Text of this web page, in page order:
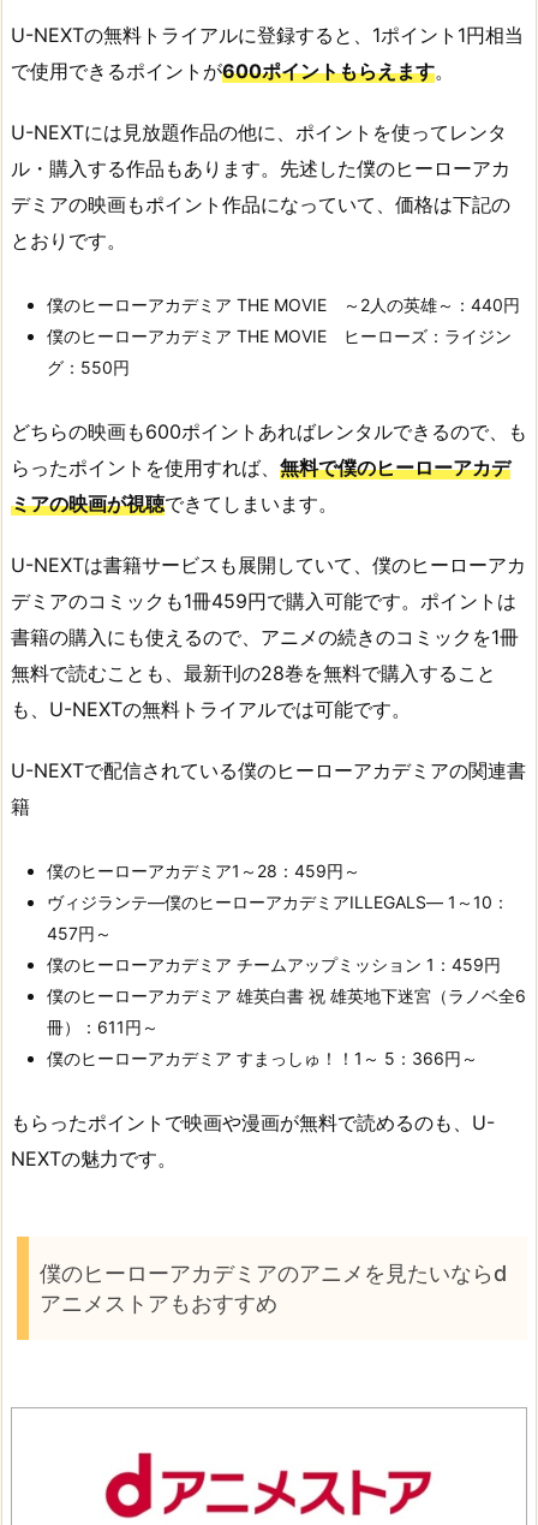
U-NEXTの無料トライアルに登録すると、1ポイント1円相当
で使用できるポイントが600ポイントもらえます。
U-NEXTには見放題作品の他に、ポイントを使ってレンタ
ル・購入する作品もあります。先述した僕のヒーローアカ
デミアの映画もポイント作品になっていて、価格は下記の
とおりです。
僕のヒーローアカデミア THE MOVIE ～2人の英雄～：440円
僕のヒーローアカデミア THE MOVIE ヒーローズ：ライジン
グ：550円
どちらの映画も600ポイントあればレンタルできるので、も
らったポイントを使用すれば、 無料で僕のヒーローアカデ
ミアの映画が視聴できてしまいます。
U-NEXTは書籍サービスも展開していて、僕のヒーローアカ
デミアのコミックも1冊459円で購入可能です。ポイントは
書籍の購入にも使えるので、アニメの続きのコミックを1冊
無料で読むことも、最新刊の28巻を無料で購入すること
も、U-NEXTの無料トライアルでは可能です。
U-NEXTで配信されている僕のヒーローアカデミアの関連書
籍
僕のヒーローアカデミア1～28：459円～
ヴィジランテ―僕のヒーローアカデミアILLEGALS― 1～10：
457円～
僕のヒーローアカデミア チームアップミッション 1：459円
僕のヒーローアカデミア 雄英白書 祝 雄英地下迷宮（ラノベ全6
冊）：611円～
僕のヒーローアカデミア すまっしゅ！！1～ 5：366円～
もらったポイントで映画や漫画が無料で読めるのも、U-
NEXTの魅力です。
僕のヒーローアカデミアのアニメを見たいならd
アニメストアもおすすめ